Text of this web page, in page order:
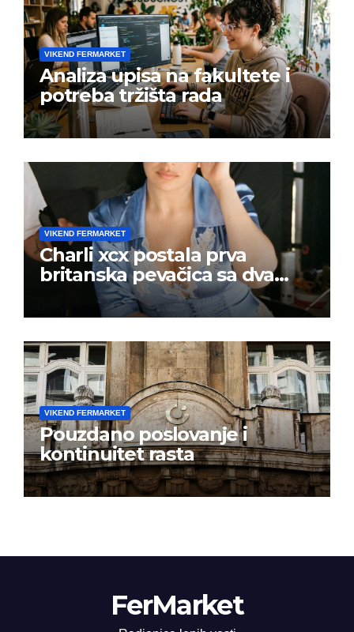
VIKEND FERMARKET
Analiza upisa na fakultete i
potreba tržišta rada
VIKEND FERMARKET
Charli xcx postala prva
britanska pevačica sa dva
albuma na prvom mestu u
istoj kalendarskoj godini
VIKEND FERMARKET
Pouzdano poslovanje i
kontinuitet rasta
FerMarket